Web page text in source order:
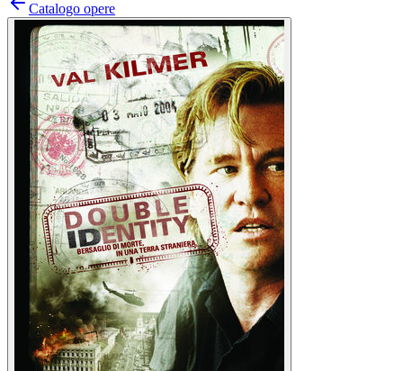
Catalogo opere